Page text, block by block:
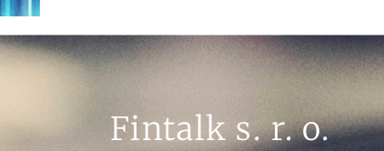
Fintalk s. r. o.